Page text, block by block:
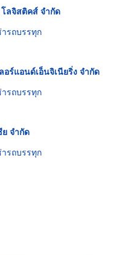
ลจิสติคส์ จำกัด
ารถบรรทุก
อร์แอนด์เอ็นจิเนียริ่ง จำกัด
ารถบรรทุก
จำกัด
ารถบรรทุก